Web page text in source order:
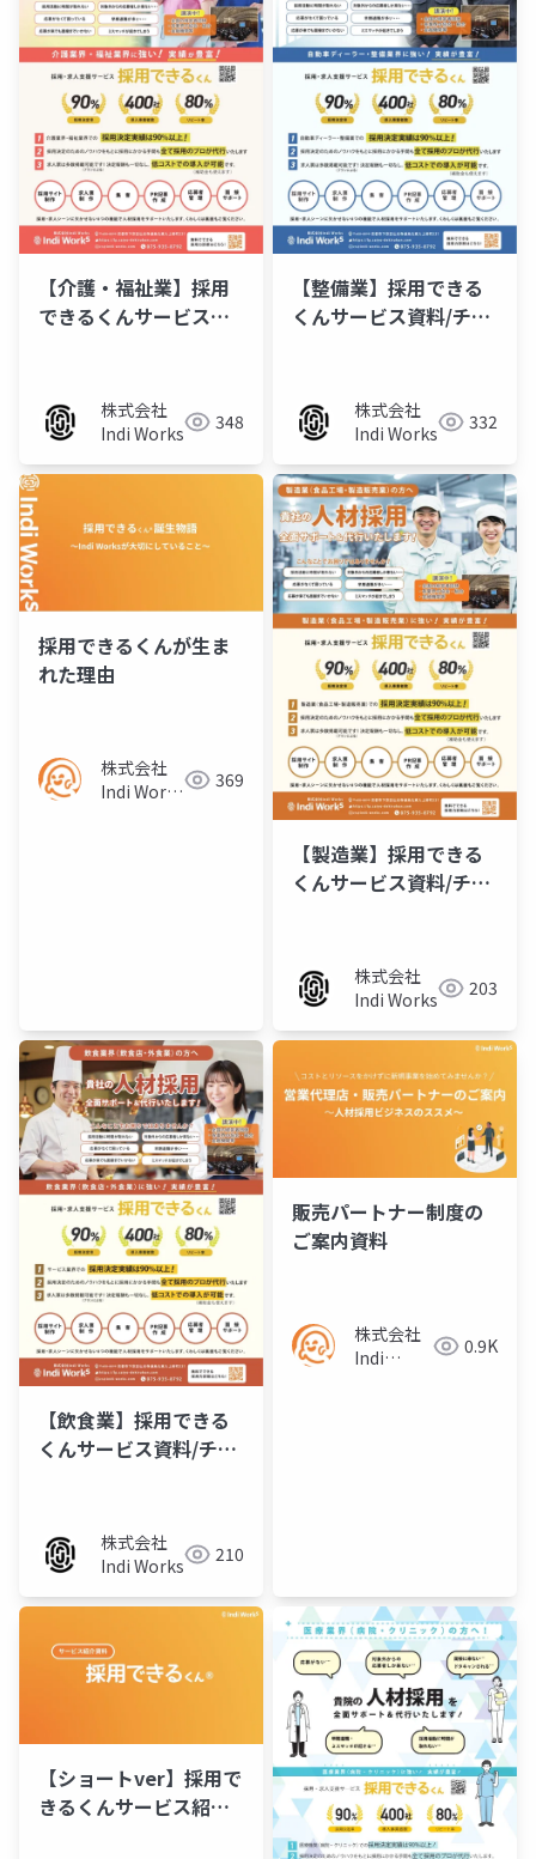
【介護・福祉業】採用
できるくんサービス資
株式会社
Indi Works
348
【整備業】採用できる
くんサービス資料/チラ
株式会社
Indi Works
332
採用できるくんが生ま
れた理由
株式会社
Indi Works
369
【製造業】採用できる
くんサービス資料/チラ
株式会社
Indi Works
203
【飲食業】採用できる
くんサービス資料/チラ
株式会社
Indi Works
210
販売パートナー制度の
ご案内資料
株式会社
Indi
0.9K
【ショートver】採用で
きるくんサービス紹介